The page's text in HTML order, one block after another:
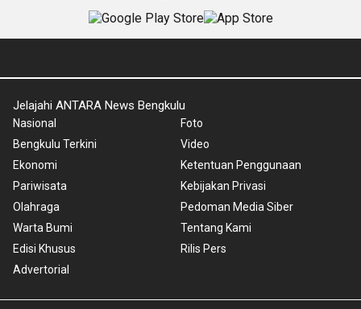
Jelajahi ANTARA News Bengkulu
Nasional
Bengkulu Terkini
Ekonomi
Pariwisata
Olahraga
Warta Bumi
Edisi Khusus
Advertorial
Foto
Video
Ketentuan Penggunaan
Kebijakan Privasi
Pedoman Media Siber
Tentang Kami
Rilis Pers